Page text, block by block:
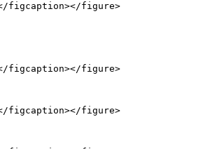
figcaption></figure>
figcaption></figure>
figcaption></figure>